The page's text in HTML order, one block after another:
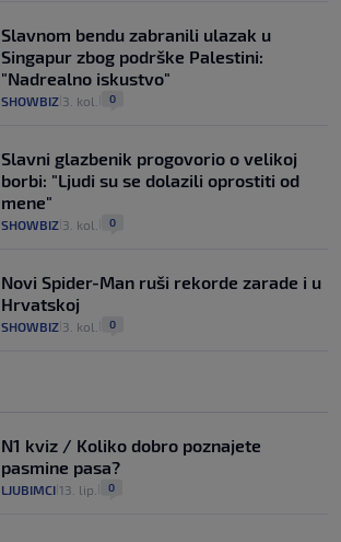
Slavnom bendu zabranili ulazak u
Singapur zbog podrške Palestini:
"Nadrealno iskustvo"
SHOWBIZ 3. kol. 0
Slavni glazbenik progovorio o velikoj
borbi: "Ljudi su se dolazili oprostiti od
mene"
SHOWBIZ 3. kol. 0
Novi Spider-Man ruši rekorde zarade i u
Hrvatskoj
SHOWBIZ 3. kol. 0
N1 kviz / Koliko dobro poznajete
pasmine pasa?
LJUBIMCI 13. lip. 0